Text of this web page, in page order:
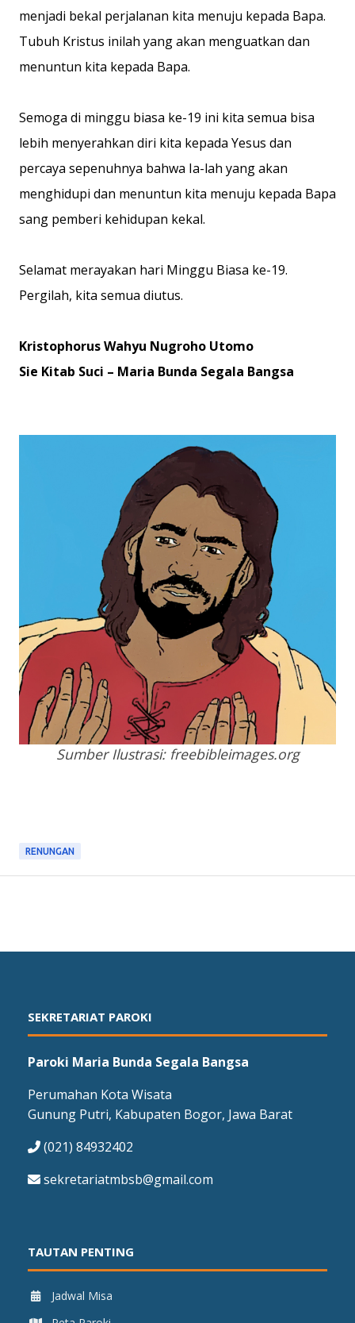
menjadi bekal perjalanan kita menuju kepada Bapa.
Tubuh Kristus inilah yang akan menguatkan dan
menuntun kita kepada Bapa.
Semoga di minggu biasa ke-19 ini kita semua bisa
lebih menyerahkan diri kita kepada Yesus dan
percaya sepenuhnya bahwa Ia-lah yang akan
menghidupi dan menuntun kita menuju kepada Bapa
sang pemberi kehidupan kekal.
Selamat merayakan hari Minggu Biasa ke-19.
Pergilah, kita semua diutus.
Kristophorus Wahyu Nugroho Utomo
Sie Kitab Suci – Maria Bunda Segala Bangsa
Sumber Ilustrasi: freebibleimages.org
RENUNGAN
SEKRETARIAT PAROKI
Paroki Maria Bunda Segala Bangsa
Perumahan Kota Wisata
Gunung Putri, Kabupaten Bogor, Jawa Barat
(021) 84932402
sekretariatmbsb@gmail.com
TAUTAN PENTING
Jadwal Misa